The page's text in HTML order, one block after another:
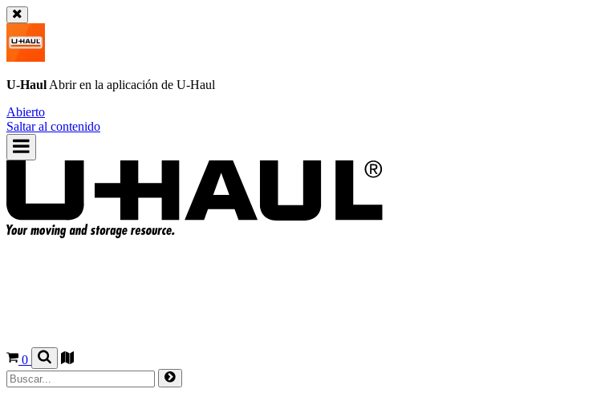
U-Haul Abrir en la aplicación de U-Haul
Abierto
Saltar al contenido
0